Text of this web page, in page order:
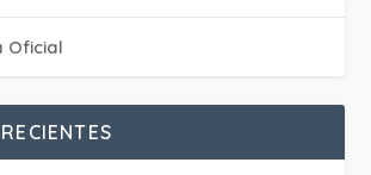
Oficial